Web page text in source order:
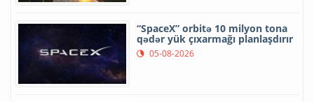
“SpaceX” orbitə 10 milyon tona
qədər yük çıxarmağı planlaşdırır
05-08-2026